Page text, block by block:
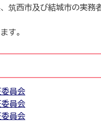
西市及び結城市の実務
す。
員会
員会
員会